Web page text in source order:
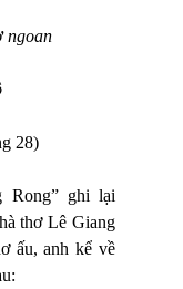
ngoan
28)
Rong” ghi lại
thơ Lê Giang
ấu, anh kể về